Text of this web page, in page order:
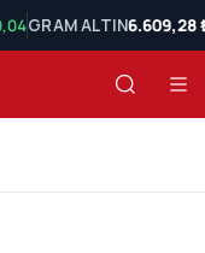
GRAM ALTIN6.609,28